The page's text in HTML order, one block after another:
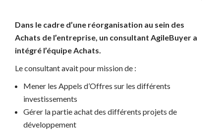
Dans le cadre d’une réorganisation au sein des
Achats de l’entreprise, un consultant AgileBuyer a
intégré l’équipe Achats.
Le consultant avait pour mission de :
Mener les Appels d’Offres sur les différents
investissements
Gérer la partie achat des différents projets de
développement